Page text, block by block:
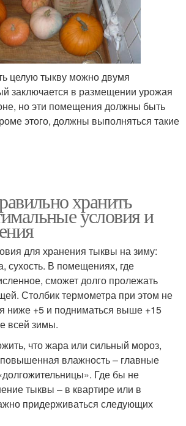
целую тыкву можно двумя
заключается в размещении урожая
но эти помещения должны быть
этого, должны выполняться такие
хранить
условия и
для хранения тыквы на зиму:
сухость. В помещениях, где
сможет долго пролежать
Столбик термометра при этом не
ниже +5 и подниматься выше +15
всей зимы.
что жара или сильный мороз,
влажность – главные
Где бы не
тыквы – в квартире или в
придерживаться следующих